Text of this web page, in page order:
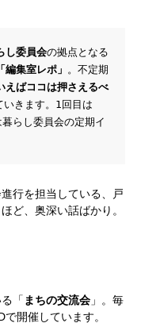
し委員会の拠点となる
「編集室レポ」 。不定期
えばココは押さえるべ
いきます。1回目は
暮らし委員会の定期イ
行を担当している、戸
ど、奥深い話ばかり。
「 まちの交流会 」。毎
開催しています。